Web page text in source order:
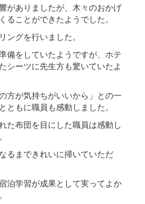
がありましたが、木々のおかげ
ることができたようでした。
ングを行いました。
備をしていたようですが、ホテ
シーツに先生方も驚いていたよ
方が気持ちがいいから」との一
もに職員も感動しました。
た布団を目にした職員は感動し
るまできれいに掃いていただ
泊学習が成果として実ってよか